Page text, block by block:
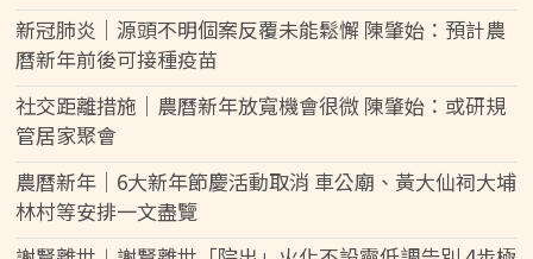
新冠肺炎｜源頭不明個案反覆未能鬆懈 陳肇始：預計農
曆新年前後可接種疫苗
社交距離措施｜農曆新年放寬機會很微 陳肇始：或研規
管居家聚會
農曆新年｜6大新年節慶活動取消 車公廟、黃大仙祠大埔
林村等安排一文盡覽